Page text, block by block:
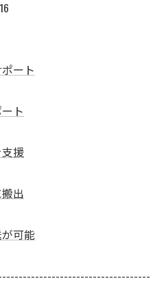
ート
ト
援
出
可能